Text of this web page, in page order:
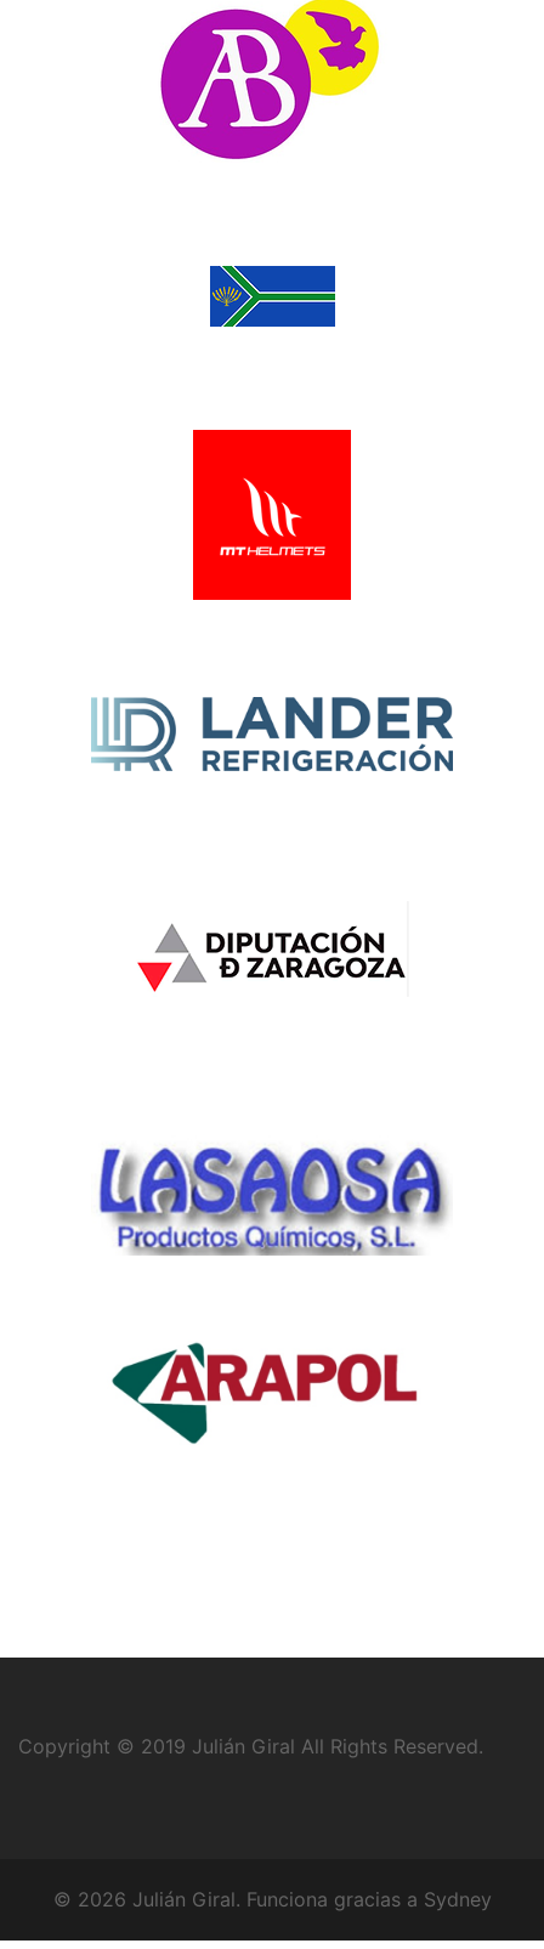
Copyright © 2019 Julián Giral All Rights Reserved.
© 2026 Julián Giral. Funciona gracias a Sydney